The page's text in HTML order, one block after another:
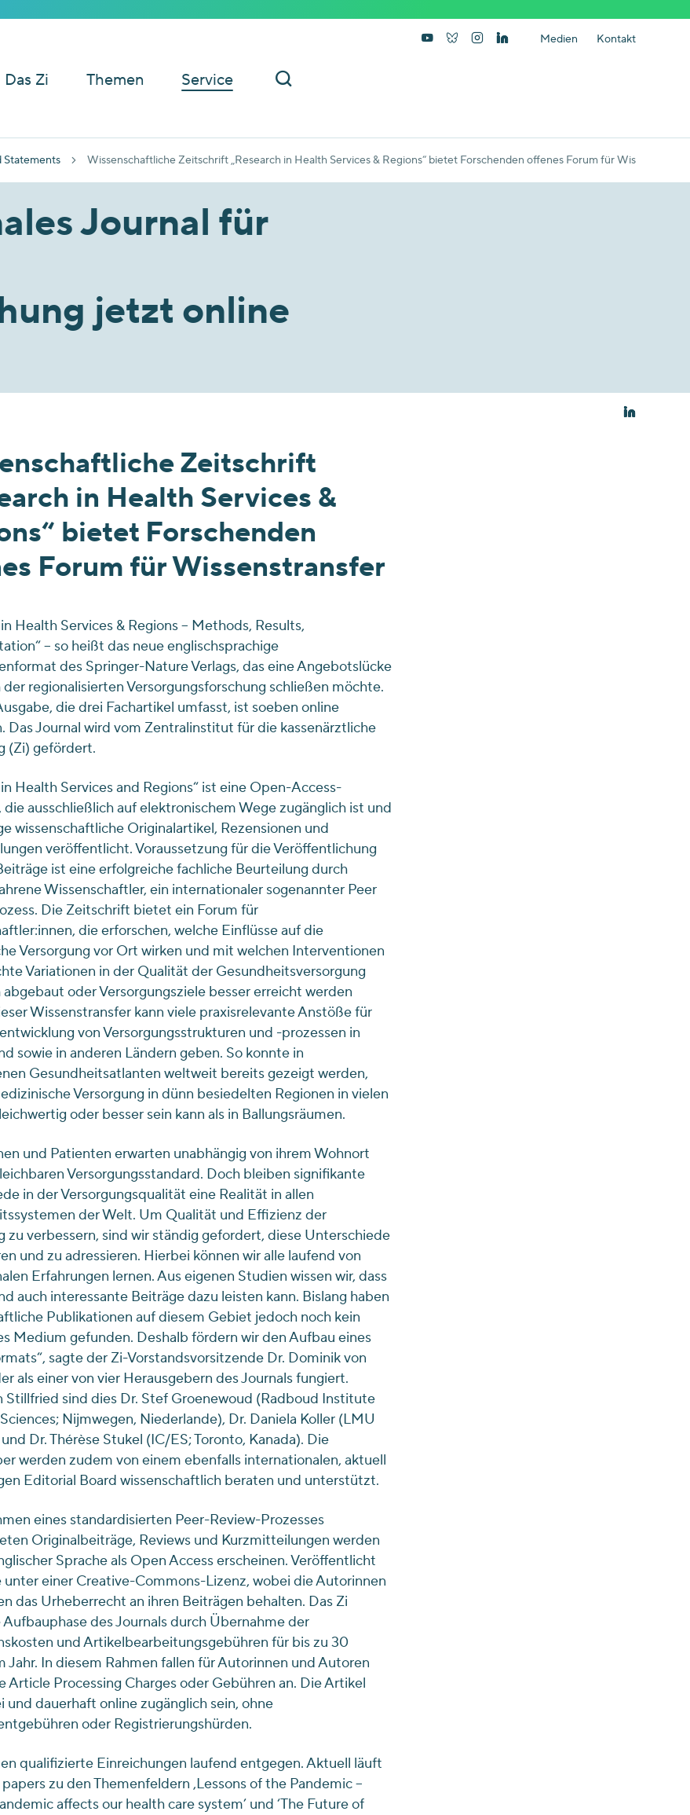
Das Zi Themen Service
Medien Kontakt
Statements Wissenschaftliche Zeitschrift „Research in Health Services & Regions“ bietet Forschenden offenes Forum für
Journal für
jetzt online
Zeitschrift
in Health Services &
bietet Forschenden
Forum für Wissenstransfer
Health Services & Regions – Methods, Results,
– so heißt das neue englischsprachige
des Springer-Nature Verlags, das eine Angebotslücke
regionalisierten Versorgungsforschung schließen möchte.
die drei Fachartikel umfasst, ist soeben online
Das Journal wird vom Zentralinstitut für die kassenärztliche
(Zi) gefördert.
Health Services and Regions“ ist eine Open-Access-
ausschließlich auf elektronischem Wege zugänglich ist und
wissenschaftliche Originalartikel, Rezensionen und
veröffentlicht. Voraussetzung für die Veröffentlichung
ist eine erfolgreiche fachliche Beurteilung durch
Wissenschaftler, ein internationaler sogenannter Peer
Die Zeitschrift bietet ein Forum für
die erforschen, welche Einflüsse auf die
Versorgung vor Ort wirken und mit welchen Interventionen
Variationen in der Qualität der Gesundheitsversorgung
oder Versorgungsziele besser erreicht werden
Wissenstransfer kann viele praxisrelevante Anstöße für
von Versorgungsstrukturen und -prozessen in
sowie in anderen Ländern geben. So konnte in
Gesundheitsatlanten weltweit bereits gezeigt werden,
Versorgung in dünn besiedelten Regionen in vielen
oder besser sein kann als in Ballungsräumen.
und Patienten erwarten unabhängig von ihrem Wohnort
Versorgungsstandard. Doch bleiben signifikante
in der Versorgungsqualität eine Realität in allen
der Welt. Um Qualität und Effizienz der
zu verbessern, sind wir ständig gefordert, diese Unterschiede
und zu adressieren. Hierbei können wir alle laufend von
Erfahrungen lernen. Aus eigenen Studien wissen wir, dass
auch interessante Beiträge dazu leisten kann. Bislang haben
Publikationen auf diesem Gebiet jedoch noch kein
Medium gefunden. Deshalb fördern wir den Aufbau eines
sagte der Zi-Vorstandsvorsitzende Dr. Dominik von
als einer von vier Herausgebern des Journals fungiert.
Stillfried sind dies Dr. Stef Groenewoud (Radboud Institute
Nijmwegen, Niederlande), Dr. Daniela Koller (LMU
Dr. Thérèse Stukel (IC/ES; Toronto, Kanada). Die
werden zudem von einem ebenfalls internationalen, aktuell
Editorial Board wissenschaftlich beraten und unterstützt.
eines standardisierten Peer-Review-Prozesses
Originalbeiträge, Reviews und Kurzmitteilungen werden
Sprache als Open Access erscheinen. Veröffentlicht
unter einer Creative-Commons-Lizenz, wobei die Autorinnen
das Urheberrecht an ihren Beiträgen behalten. Das Zi
des Journals durch Übernahme der
und Artikelbearbeitungsgebühren für bis zu 30
Jahr. In diesem Rahmen fallen für Autorinnen und Autoren
Article Processing Charges oder Gebühren an. Die Artikel
und dauerhaft online zugänglich sein, ohne
oder Registrierungshürden.
qualifizierte Einreichungen laufend entgegen. Aktuell läuft
zu den Themenfeldern ‚Lessons of the Pandemic –
affects our health care system’ und ‘The Future of